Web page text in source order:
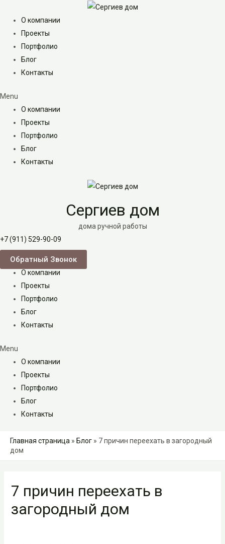
содержимому
О компании
Проекты
Портфолио
Блог
Контакты
Menu
О компании
Проекты
Портфолио
Блог
Контакты
Сергиев дом
дома ручной работы
+7 (911) 529-90-09
Обратный Звонок
О компании
Проекты
Портфолио
Блог
Контакты
Menu
О компании
Проекты
Портфолио
Блог
Контакты
Главная страница » Блог » 7 причин переехать в загородный
дом
7 причин переехать в
загородный дом